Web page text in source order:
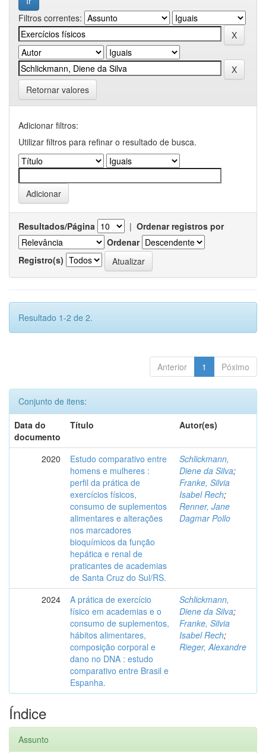
Filtros correntes:
Retornar valores
Adicionar filtros:
Utilizar filtros para refinar o resultado de busca.
Resultados/Página | Ordenar registros por
Ordenar
Registro(s)
Resultado 1-2 de 2.
Anterior 1 Póximo
Conjunto de itens:
Data do
documento
Título Autor(es)
2020
Estudo comparativo entre
homens e mulheres :
perfil da prática de
exercícios físicos,
consumo de suplementos
alimentares e alterações
nos marcadores
bioquímicos da função
hepática e renal de
praticantes de academias
de Santa Cruz do Sul/RS.
Schlickmann,
Diene da Silva;
Franke, Silvia
Isabel Rech;
Renner, Jane
Dagmar Pollo
2024
A prática de exercício
físico em academias e o
consumo de suplementos,
hábitos alimentares,
composição corporal e
dano no DNA : estudo
comparativo entre Brasil e
Espanha.
Schlickmann,
Diene da Silva;
Franke, Silvia
Isabel Rech;
Rieger, Alexandre
Índice
Assunto